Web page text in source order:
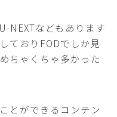
NEXTなどもあります
ておりFODでしか見
ちゃくちゃ多かった
とができるコンテン